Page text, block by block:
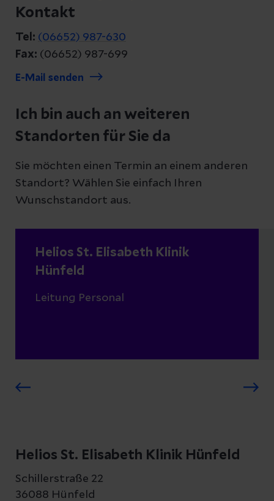
Kontakt
Tel: (06652) 987-630
Fax: (06652) 987-699
E-Mail senden
Ich bin auch an weiteren
Standorten für Sie da
Sie möchten einen Termin an einem anderen
Standort? Wählen Sie einfach Ihren
Wunschstandort aus.
Helios St. Elisabeth Klinik
Hünfeld
Leitung Personal
Helios St. Elisabeth Klinik Hünfeld
Schillerstraße 22
36088 Hünfeld